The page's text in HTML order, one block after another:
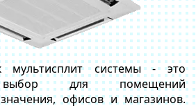
мультисплит системы - это
выбор для помещений
офисов и магазинов.